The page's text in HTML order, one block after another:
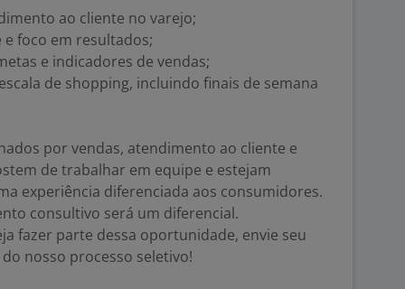
ao cliente no varejo;
foco em resultados;
e indicadores de vendas;
de shopping, incluindo finais de semana
por vendas, atendimento ao cliente e
de trabalhar em equipe e estejam
experiência diferenciada aos consumidores.
consultivo será um diferencial.
fazer parte dessa oportunidade, envie seu
nosso processo seletivo!